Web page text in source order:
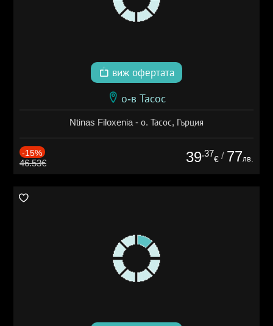
виж офертата
о-в Тасос
Ntinas Filoxenia - о. Тасос, Гърция
-15%
46.53€ 39.37
€ / 77лв.